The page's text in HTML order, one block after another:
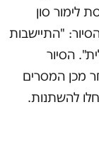
לימור סון
"התיישבות
הסיור
מכן המסרים
להשתנות.